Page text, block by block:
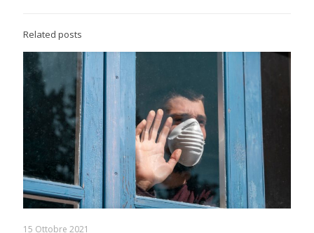
Related posts
15 Ottobre 2021